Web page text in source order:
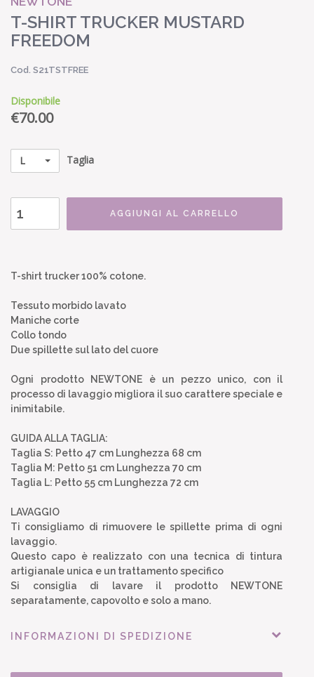
T-SHIRT TRUCKER MUSTARD
FREEDOM
Cod. S21TSTFREE
Disponibile
€70.00
L Taglia
AGGIUNGI AL CARRELLO
T-shirt trucker 100% cotone.
Tessuto morbido lavato
Maniche corte
Collo tondo
Due spillette sul lato del cuore
Ogni prodotto NEWTONE è un pezzo unico, con il
processo di lavaggio migliora il suo carattere speciale e
inimitabile.
GUIDA ALLA TAGLIA:
Taglia S: Petto 47 cm Lunghezza 68 cm
Taglia M: Petto 51 cm Lunghezza 70 cm
Taglia L: Petto 55 cm Lunghezza 72 cm
LAVAGGIO
Ti consigliamo di rimuovere le spillette prima di ogni
lavaggio.
Questo capo è realizzato con una tecnica di tintura
artigianale unica e un trattamento specifico
Si consiglia di lavare il prodotto NEWTONE
separatamente, capovolto e solo a mano.
INFORMAZIONI DI SPEDIZIONE